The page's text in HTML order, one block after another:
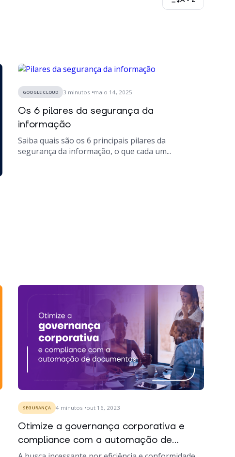
GOOGLE CLOUD 3 minutos maio 14, 2025
Os 6 pilares da segurança da
informação
Saiba quais são os 6 principais pilares da
segurança da informação, o que cada um...
SEGURANÇA 4 minutos out 16, 2023
Otimize a governança corporativa e
compliance com a automação de...